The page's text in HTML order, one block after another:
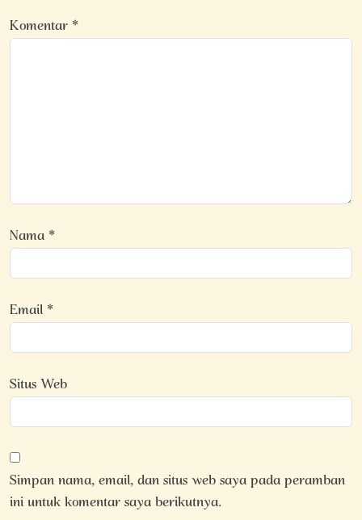
Komentar*
Nama*
Email*
Situs Web
Simpan nama, email, dan situs web saya pada peramban
ini untuk komentar saya berikutnya.